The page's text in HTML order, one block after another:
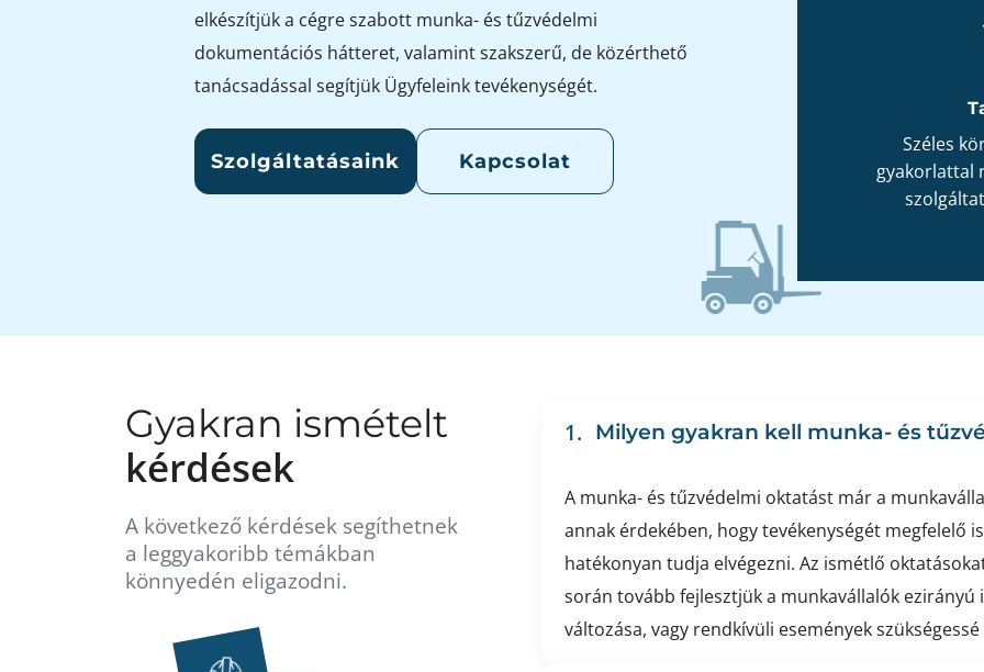
elkészítjük a cégre szabott munka- és tűzvédelmi
dokumentációs hátteret, valamint szakszerű, de közérthető
tanácsadással segítjük Ügyfeleink tevékenységét.
Szolgáltatásaink Kapcsolat
Széles
gyakorlattal
Gyakran ismételt
kérdések
A következő kérdések segíthetnek
a leggyakoribb témákban
könnyedén eligazodni.
1. Milyen gyakran kell munka- és
A munka- és tűzvédelmi oktatást már a
annak érdekében, hogy tevékenységét megfelelő
hatékonyan tudja elvégezni. Az ismétlő
során tovább fejlesztjük a munkavállalók
változása, vagy rendkívüli események